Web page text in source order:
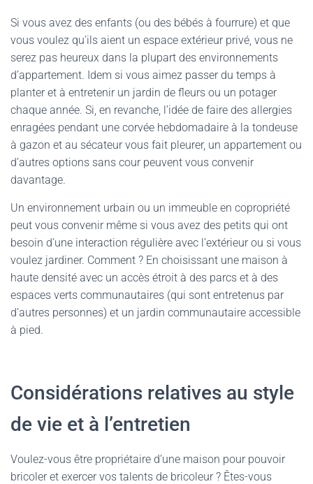
Si vous avez des enfants (ou des bébés à fourrure) et que
vous voulez qu’ils aient un espace extérieur privé, vous ne
serez pas heureux dans la plupart des environnements
d’appartement. Idem si vous aimez passer du temps à
planter et à entretenir un jardin de fleurs ou un potager
chaque année. Si, en revanche, l’idée de faire des allergies
enragées pendant une corvée hebdomadaire à la tondeuse
à gazon et au sécateur vous fait pleurer, un appartement ou
d’autres options sans cour peuvent vous convenir
davantage.
Un environnement urbain ou un immeuble en copropriété
peut vous convenir même si vous avez des petits qui ont
besoin d’une interaction régulière avec l’extérieur ou si vous
voulez jardiner. Comment ? En choisissant une maison à
haute densité avec un accès étroit à des parcs et à des
espaces verts communautaires (qui sont entretenus par
d’autres personnes) et un jardin communautaire accessible
à pied.
Considérations relatives au style
de vie et à l’entretien
Voulez-vous être propriétaire d’une maison pour pouvoir
bricoler et exercer vos talents de bricoleur ? Êtes-vous